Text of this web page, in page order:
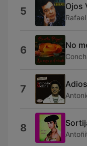
5 Ojos
6 No
7
8